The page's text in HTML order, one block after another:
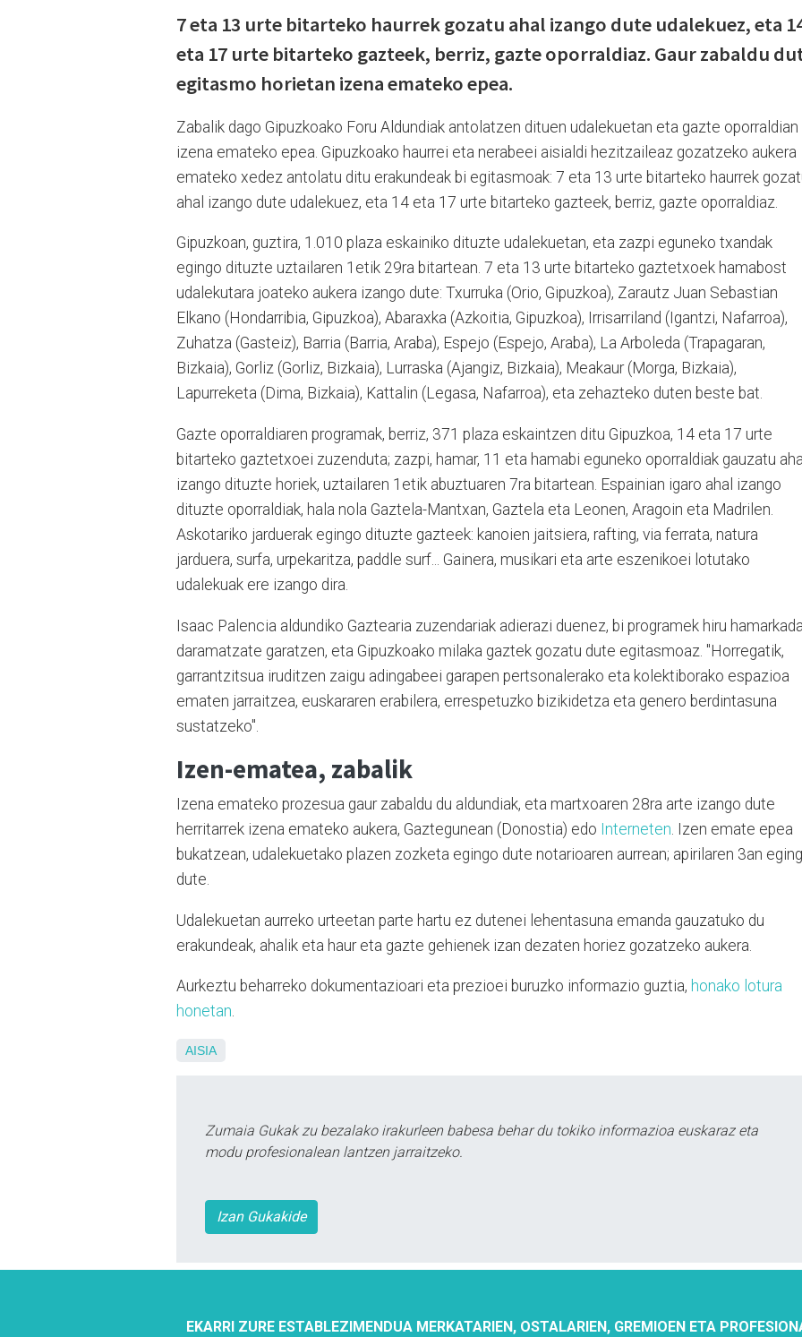
7 eta 13 urte bitarteko haurrek gozatu ahal izango dute udalekuez, eta
eta 17 urte bitarteko gazteek, berriz, gazte oporraldiaz. Gaur zabaldu
egitasmo horietan izena emateko epea.
Zabalik dago Gipuzkoako Foru Aldundiak antolatzen dituen udalekuetan eta gazte oporraldian
izena emateko epea. Gipuzkoako haurrei eta nerabeei aisialdi hezitzaileaz gozatzeko aukera
emateko xedez antolatu ditu erakundeak bi egitasmoak: 7 eta 13 urte bitarteko haurrek
ahal izango dute udalekuez, eta 14 eta 17 urte bitarteko gazteek, berriz, gazte oporraldiaz.
Gipuzkoan, guztira, 1.010 plaza eskainiko dituzte udalekuetan, eta zazpi eguneko txandak
egingo dituzte uztailaren 1etik 29ra bitartean. 7 eta 13 urte bitarteko gaztetxoek hamabost
udalekutara joateko aukera izango dute: Txurruka (Orio, Gipuzkoa), Zarautz Juan Sebastian
Elkano (Hondarribia, Gipuzkoa), Abaraxka (Azkoitia, Gipuzkoa), Irrisarriland (Igantzi, Nafarroa),
Zuhatza (Gasteiz), Barria (Barria, Araba), Espejo (Espejo, Araba), La Arboleda (Trapagaran,
Bizkaia), Gorliz (Gorliz, Bizkaia), Lurraska (Ajangiz, Bizkaia), Meakaur (Morga, Bizkaia),
Lapurreketa (Dima, Bizkaia), Kattalin (Legasa, Nafarroa), eta zehazteko duten beste bat.
Gazte oporraldiaren programak, berriz, 371 plaza eskaintzen ditu Gipuzkoa, 14 eta 17 urte
bitarteko gaztetxoei zuzenduta; zazpi, hamar, 11 eta hamabi eguneko oporraldiak gauzatu
izango dituzte horiek, uztailaren 1etik abuztuaren 7ra bitartean. Espainian igaro ahal izango
dituzte oporraldiak, hala nola Gaztela-Mantxan, Gaztela eta Leonen, Aragoin eta Madrilen.
Askotariko jarduerak egingo dituzte gazteek: kanoien jaitsiera, rafting, via ferrata, natura
jarduera, surfa, urpekaritza, paddle surf... Gainera, musikari eta arte eszenikoei lotutako
udalekuak ere izango dira.
Isaac Palencia aldundiko Gaztearia zuzendariak adierazi duenez, bi programek hiru
daramatzate garatzen, eta Gipuzkoako milaka gaztek gozatu dute egitasmoaz. "Horregatik,
garrantzitsua iruditzen zaigu adingabeei garapen pertsonalerako eta kolektiborako espazioa
ematen jarraitzea, euskararen erabilera, errespetuzko bizikidetza eta genero berdintasuna
sustatzeko".
Izen-ematea, zabalik
Izena emateko prozesua gaur zabaldu du aldundiak, eta martxoaren 28ra arte izango dute
herritarrek izena emateko aukera, Gaztegunean (Donostia) edo Interneten. Izen emate epea
bukatzean, udalekuetako plazen zozketa egingo dute notarioaren aurrean; apirilaren 3an
dute.
Udalekuetan aurreko urteetan parte hartu ez dutenei lehentasuna emanda gauzatuko du
erakundeak, ahalik eta haur eta gazte gehienek izan dezaten horiez gozatzeko aukera.
Aurkeztu beharreko dokumentazioari eta prezioei buruzko informazio guztia, honako lotura
honetan.
AISIA
Zumaia Gukak zu bezalako irakurleen babesa behar du tokiko informazioa euskaraz eta
modu profesionalean lantzen jarraitzeko.
Izan Gukakide
EKARRI ZURE ESTABLEZIMENDUA MERKATARIEN, OSTALARIEN, GREMIOEN ETA